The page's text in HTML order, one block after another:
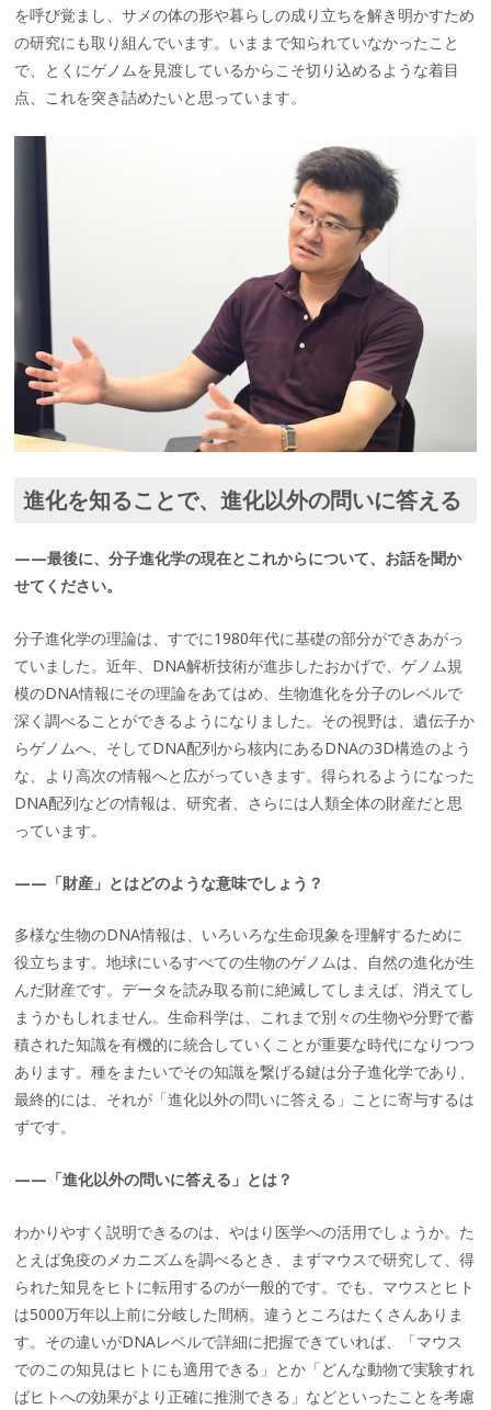
を呼び覚まし、サメの体の形や暮らしの成り立ちを解き明かすため
の研究にも取り組んでいます。いままで知られていなかったこと
で、とくにゲノムを見渡しているからこそ切り込めるような着目
点、これを突き詰めたいと思っています。
進化を知ることで、進化以外の問いに答える
——最後に、分子進化学の現在とこれからについて、お話を聞か
せてください。
分子進化学の理論は、すでに1980年代に基礎の部分ができあがっ
ていました。近年、DNA解析技術が進歩したおかげで、ゲノム規
模のDNA情報にその理論をあてはめ、生物進化を分子のレベルで
深く調べることができるようになりました。その視野は、遺伝子か
らゲノムへ、そしてDNA配列から核内にあるDNAの3D構造のよう
な、より高次の情報へと広がっていきます。得られるようになった
DNA配列などの情報は、研究者、さらには人類全体の財産だと思
っています。
——「財産」とはどのような意味でしょう？
多様な生物のDNA情報は、いろいろな生命現象を理解するために
役立ちます。地球にいるすべての生物のゲノムは、自然の進化が生
んだ財産です。データを読み取る前に絶滅してしまえば、消えてし
まうかもしれません。生命科学は、これまで別々の生物や分野で蓄
積された知識を有機的に統合していくことが重要な時代になりつつ
あります。種をまたいでその知識を繋げる鍵は分子進化学であり、
最終的には、それが「進化以外の問いに答える」ことに寄与するは
ずです。
——「進化以外の問いに答える」とは？
わかりやすく説明できるのは、やはり医学への活用でしょうか。た
とえば免疫のメカニズムを調べるとき、まずマウスで研究して、得
られた知見をヒトに転用するのが一般的です。でも、マウスとヒト
は5000万年以上前に分岐した間柄。違うところはたくさんありま
す。その違いがDNAレベルで詳細に把握できていれば、「マウス
でのこの知見はヒトにも適用できる」とか「どんな動物で実験すれ
ばヒトへの効果がより正確に推測できる」などといったことを考慮